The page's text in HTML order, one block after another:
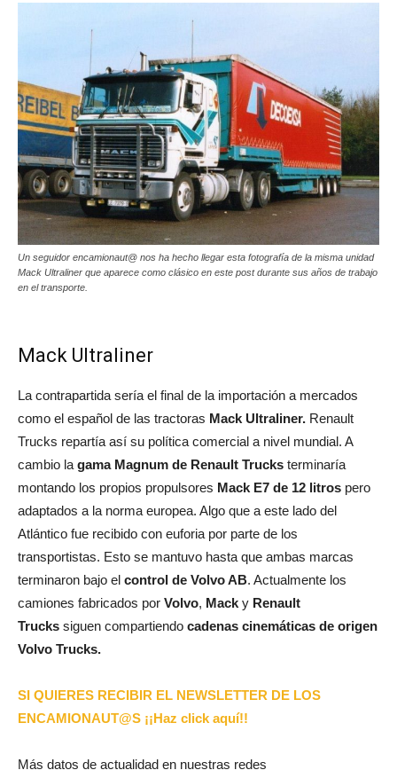
Un seguidor encamionaut@ nos ha hecho llegar esta fotografía de la misma unidad
Mack Ultraliner que aparece como clásico en este post durante sus años de trabajo
en el transporte.
Mack Ultraliner
La contrapartida sería el final de la importación a mercados
como el español de las tractoras Mack Ultraliner. Renault
Trucks repartía así su política comercial a nivel mundial. A
cambio la gama Magnum de Renault Trucks terminaría
montando los propios propulsores Mack E7 de 12 litros pero
adaptados a la norma europea. Algo que a este lado del
Atlántico fue recibido con euforia por parte de los
transportistas. Esto se mantuvo hasta que ambas marcas
terminaron bajo el control de Volvo AB. Actualmente los
camiones fabricados por Volvo, Mack y Renault
Trucks siguen compartiendo cadenas cinemáticas de origen
Volvo Trucks.
SI QUIERES RECIBIR EL NEWSLETTER DE LOS
ENCAMIONAUT@S ¡¡Haz click aquí!!
Más datos de actualidad en nuestras redes